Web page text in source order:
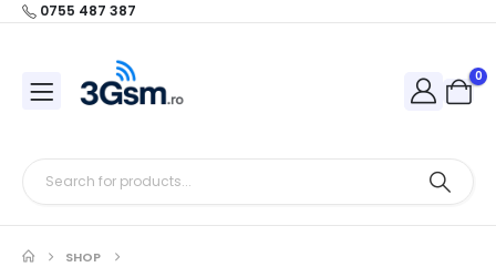
0755 487 387
0
SHOP